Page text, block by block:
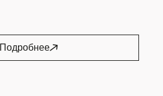
Подробнее